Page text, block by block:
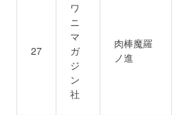
27
ワ
ニ
マ
ガ
ジ
ン
社
肉棒魔羅
ノ進